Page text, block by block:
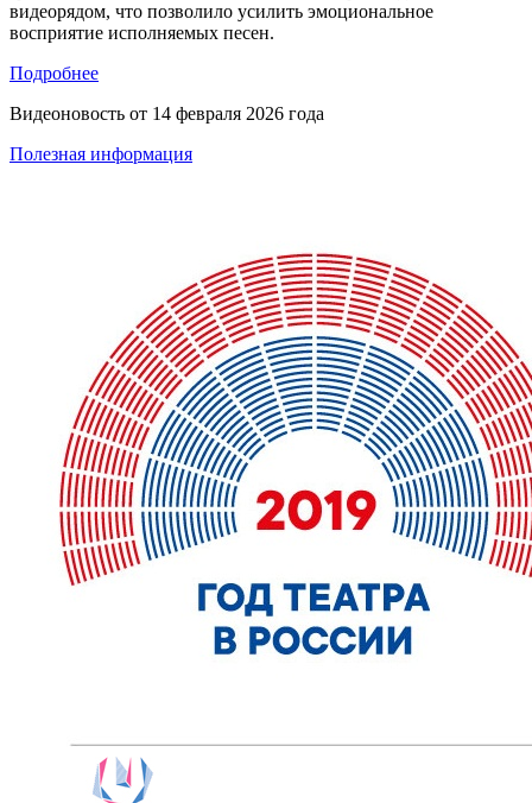
видеорядом, что позволило усилить эмоциональное
восприятие исполняемых песен.
Подробнее
Видеоновость от 14 февраля 2026 года
Полезная информация